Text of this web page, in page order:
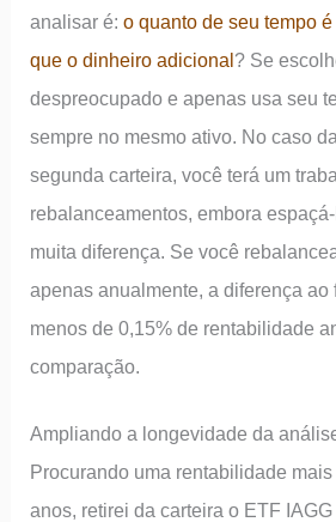
analisar é:o quanto de seu tempo
que o dinheiro adicional? Se
despreocupado e apenas usa seu
sempre no mesmo ativo. No caso
segunda carteira, você terá um
rebalanceamentos, embora
muita diferença. Se você
apenas anualmente, a diferença ao
menos de 0,15% de rentabilidade
comparação.
Ampliando a longevidade da
Procurando uma rentabilidade
anos, retirei da carteira o ETF